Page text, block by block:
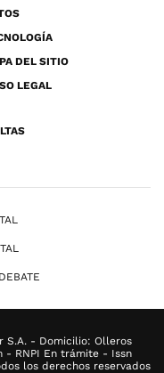
DEL SITIO
LEGAL
S.A. - Domicilio: Olleros
- RNPI En trámite - Issn
los derechos reservados